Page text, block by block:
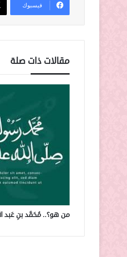
فيسبوك
مقالات ذات صلة
من هو؟.. مُحَمَّد بنِ عَبد